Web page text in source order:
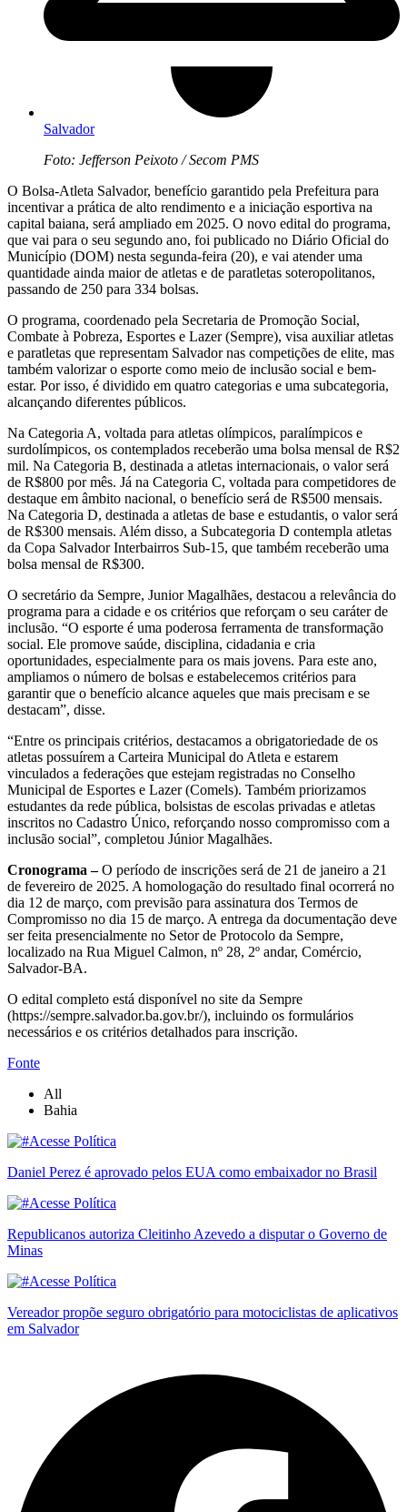
Salvador
Foto: Jefferson Peixoto / Secom PMS
O Bolsa-Atleta Salvador, benefício garantido pela Prefeitura para
incentivar a prática de alto rendimento e a iniciação esportiva na
capital baiana, será ampliado em 2025. O novo edital do programa,
que vai para o seu segundo ano, foi publicado no Diário Oficial do
Município (DOM) nesta segunda-feira (20), e vai atender uma
quantidade ainda maior de atletas e de paratletas soteropolitanos,
passando de 250 para 334 bolsas.
O programa, coordenado pela Secretaria de Promoção Social,
Combate à Pobreza, Esportes e Lazer (Sempre), visa auxiliar atletas
e paratletas que representam Salvador nas competições de elite, mas
também valorizar o esporte como meio de inclusão social e bem-
estar. Por isso, é dividido em quatro categorias e uma subcategoria,
alcançando diferentes públicos.
Na Categoria A, voltada para atletas olímpicos, paralímpicos e
surdolímpicos, os contemplados receberão uma bolsa mensal de R$2
mil. Na Categoria B, destinada a atletas internacionais, o valor será
de R$800 por mês. Já na Categoria C, voltada para competidores de
destaque em âmbito nacional, o benefício será de R$500 mensais.
Na Categoria D, destinada a atletas de base e estudantis, o valor será
de R$300 mensais. Além disso, a Subcategoria D contempla atletas
da Copa Salvador Interbairros Sub-15, que também receberão uma
bolsa mensal de R$300.
O secretário da Sempre, Junior Magalhães, destacou a relevância do
programa para a cidade e os critérios que reforçam o seu caráter de
inclusão. “O esporte é uma poderosa ferramenta de transformação
social. Ele promove saúde, disciplina, cidadania e cria
oportunidades, especialmente para os mais jovens. Para este ano,
ampliamos o número de bolsas e estabelecemos critérios para
garantir que o benefício alcance aqueles que mais precisam e se
destacam”, disse.
“Entre os principais critérios, destacamos a obrigatoriedade de os
atletas possuírem a Carteira Municipal do Atleta e estarem
vinculados a federações que estejam registradas no Conselho
Municipal de Esportes e Lazer (Comels). Também priorizamos
estudantes da rede pública, bolsistas de escolas privadas e atletas
inscritos no Cadastro Único, reforçando nosso compromisso com a
inclusão social”, completou Júnior Magalhães.
Cronograma –O período de inscrições será de 21 de janeiro a 21
de fevereiro de 2025. A homologação do resultado final ocorrerá no
dia 12 de março, com previsão para assinatura dos Termos de
Compromisso no dia 15 de março. A entrega da documentação deve
ser feita presencialmente no Setor de Protocolo da Sempre,
localizado na Rua Miguel Calmon, nº 28, 2º andar, Comércio,
Salvador-BA.
O edital completo está disponível no site da Sempre
(https://sempre.salvador.ba.gov.br/), incluindo os formulários
necessários e os critérios detalhados para inscrição.
Fonte
All
Bahia
Daniel Perez é aprovado pelos EUA como embaixador no Brasil
Republicanos autoriza Cleitinho Azevedo a disputar o Governo de
Minas
Vereador propõe seguro obrigatório para motociclistas de aplicativos
em Salvador